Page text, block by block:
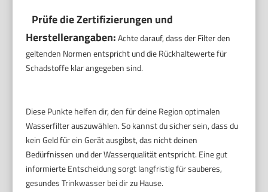
Prüfe die Zertifizierungen und
Herstellerangaben:Achte darauf, dass der Filter den
geltenden Normen entspricht und die Rückhaltewerte für
Schadstoffe klar angegeben sind.
Diese Punkte helfen dir, den für deine Region optimalen
Wasserfilter auszuwählen. So kannst du sicher sein, dass du
kein Geld für ein Gerät ausgibst, das nicht deinen
Bedürfnissen und der Wasserqualität entspricht. Eine gut
informierte Entscheidung sorgt langfristig für sauberes,
gesundes Trinkwasser bei dir zu Hause.